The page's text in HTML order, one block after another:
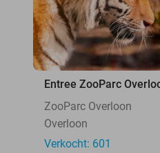
Entree ZooParc
ZooParc Overloon
Overloon
Verkocht: 601